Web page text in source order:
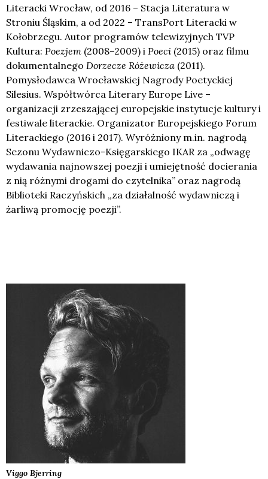
Literacki Wrocław, od 2016 – Stacja Literatura w
Stroniu Śląskim, a od 2022 – TransPort Literacki w
Kołobrzegu. Autor programów telewizyjnych TVP
Kultura: Poezjem (2008–2009) i Poeci (2015) oraz filmu
dokumentalnego Dorzecze Różewicza (2011).
Pomysłodawca Wrocławskiej Nagrody Poetyckiej
Silesius. Współtwórca Literary Europe Live –
organizacji zrzeszającej europejskie instytucje kultury i
festiwale literackie. Organizator Europejskiego Forum
Literackiego (2016 i 2017). Wyróżniony m.in. nagrodą
Sezonu Wydawniczo-Księgarskiego IKAR za „odwagę
wydawania najnowszej poezji i umiejętność docierania
z nią różnymi drogami do czytelnika” oraz nagrodą
Biblioteki Raczyńskich „za działalność wydawniczą i
żarliwą promocję poezji”.
Viggo Bjerring